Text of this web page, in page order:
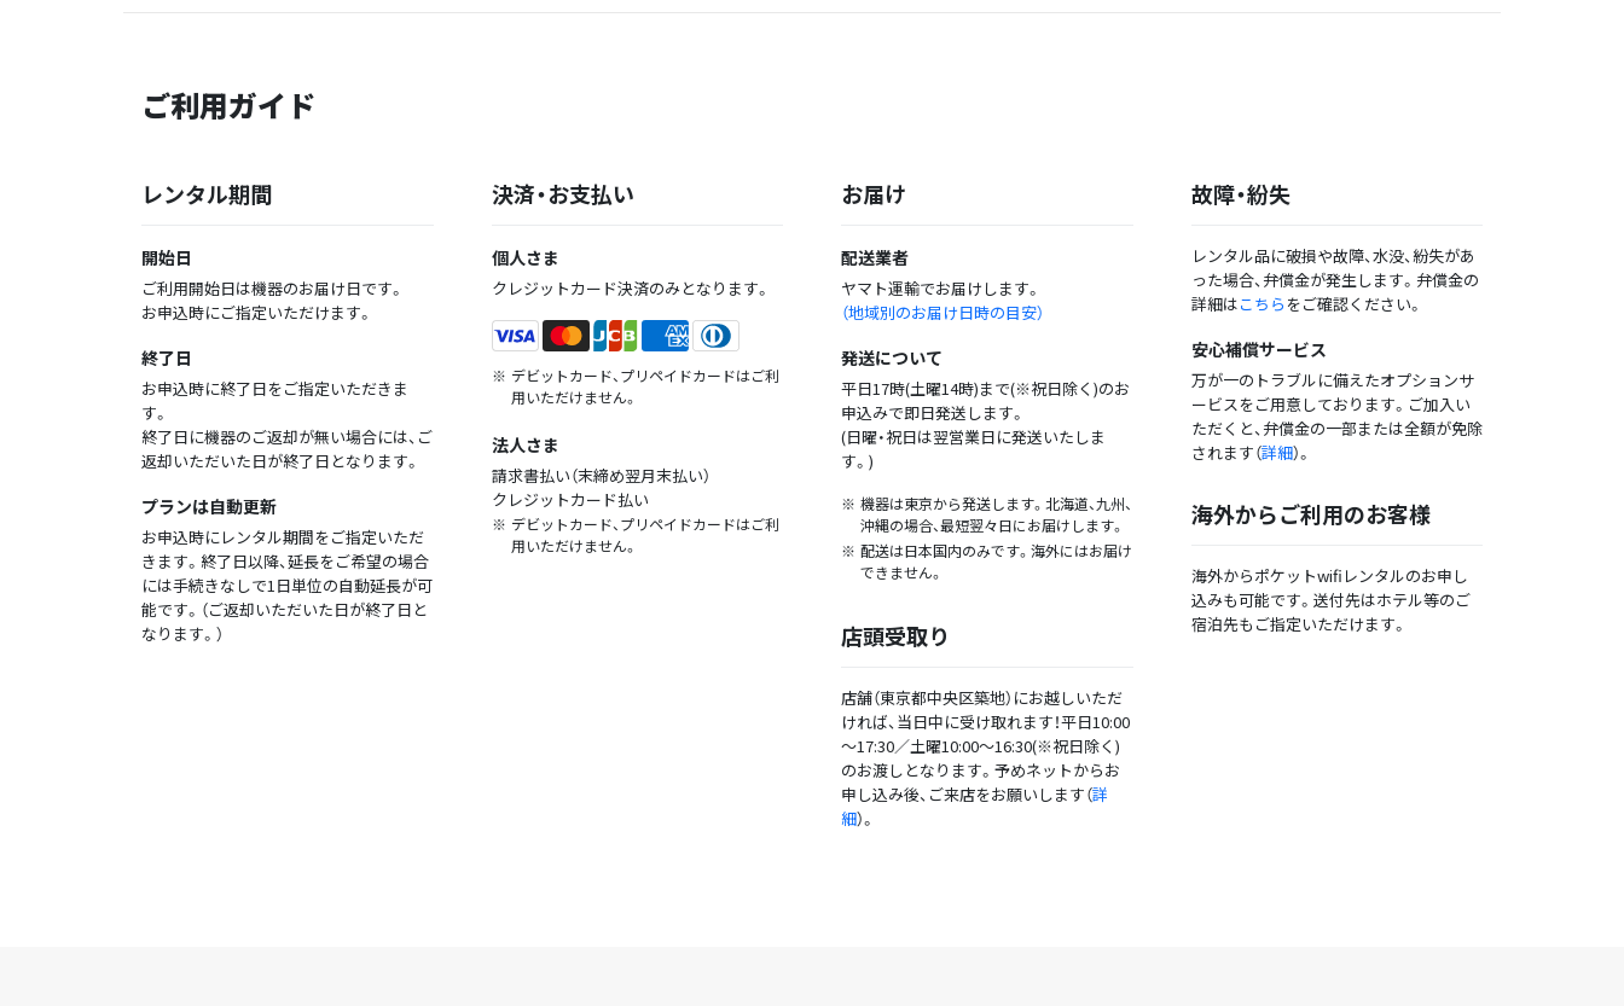
ご利用ガイド
レンタル期間
開始日
ご利用開始日は機器のお届け日です。
お申込時にご指定いただけます。
終了日
お申込時に終了日をご指定いただきま
す。
終了日に機器のご返却が無い場合には、ご
返却いただいた日が終了日となります。
プランは自動更新
お申込時にレンタル期間をご指定いただ
きます。終了日以降、延長をご希望の場合
には手続きなしで1日単位の自動延長が可
能です。（ご返却いただいた日が終了日と
なります。）
決済・お支払い
個人さま
クレジットカード決済のみとなります。
デビットカード、プリペイドカードはご利
用いただけません。
法人さま
請求書払い（末締め翌月末払い）
クレジットカード払い
デビットカード、プリペイドカードはご利
用いただけません。
お届け
配送業者
ヤマト運輸でお届けします。
（地域別のお届け日時の目安）
発送について
平日17時(土曜14時)まで(※祝日除く)のお
申込みで即日発送します。
(日曜・祝日は翌営業日に発送いたしま
す。)
機器は東京から発送します。北海道、九州、
沖縄の場合、最短翌々日にお届けします。
配送は日本国内のみです。海外にはお届け
できません。
店頭受取り
店舗（東京都中央区築地）にお越しいただ
ければ、当日中に受け取れます！平日10:00
～17:30／土曜10:00～16:30(※祝日除く)
のお渡しとなります。予めネットからお
申し込み後、ご来店をお願いします（詳
細）。
故障・紛失
レンタル品に破損や故障、水没、紛失があ
った場合、弁償金が発生します。弁償金の
詳細はこちら をご確認ください。
安心補償サービス
万が一のトラブルに備えたオプションサ
ービスをご用意しております。ご加入い
ただくと、弁償金の一部または全額が免除
されます（詳細）。
海外からご利用のお客様
海外からポケットwifiレンタルのお申し
込みも可能です。送付先はホテル等のご
宿泊先もご指定いただけます。